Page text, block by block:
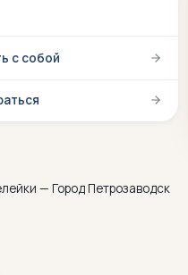
с собой
— Город Петрозаводск